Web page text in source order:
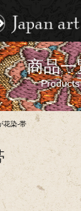
商品一
Products
花染-帯